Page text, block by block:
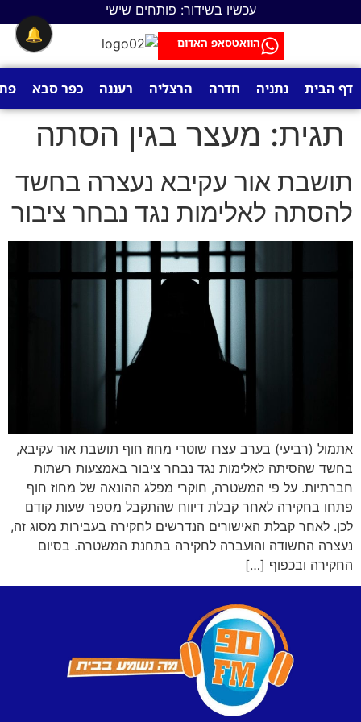
עכשיו בשידור: פותחים שישי
הוואטסאפ האדום
דף הבית נתניה חדרה הרצליה רעננה כפר סבא
תגית: מעצר בגין הסתה
תושבת אור עקיבא נעצרה בחשד
להסתה לאלימות נגד נבחר ציבור
אתמול (רביעי) בערב עצרו שוטרי מחוז חוף תושבת אור עקיבא,
בחשד שהסיתה לאלימות נגד נבחר ציבור באמצעות רשתות
חברתיות. על פי המשטרה, חוקרי מפלג ההונאה של מחוז חוף
פתחו בחקירה לאחר קבלת דיווח שהתקבל מספר שעות קודם
לכן. לאחר קבלת האישורים הנדרשים לחקירה בעבירות מסוג זה,
נעצרה החשודה והועברה לחקירה בתחנת המשטרה. בסיום
החקירה ובכפוף […]
🔔